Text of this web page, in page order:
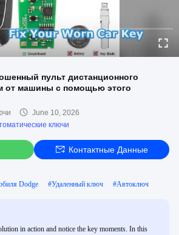
пульт дистанционного
от машины с помощью этого
June 10, 2026
ключи
Контактные Данные
Dodge #Удаленный ключ #Автоключ
in action and notice the key moments. In this